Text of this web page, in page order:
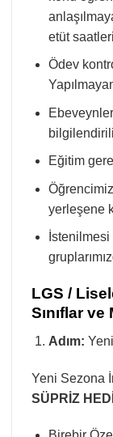
etüt
Ödev
Eğitim
yerleşene
LGS /
Sınıflar
Adım:
Yeni Sezona
SÜPRİZ